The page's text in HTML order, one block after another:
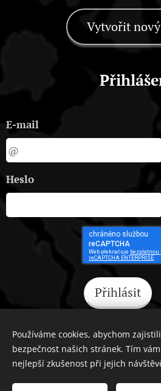
Vytvořit
E-mail
Heslo
Přihlásit
Zapomněli jste heslo?
Používáme cookies, abychom
bezpečnost našich stránek. Tím
nejlepší zkušenost při jejich